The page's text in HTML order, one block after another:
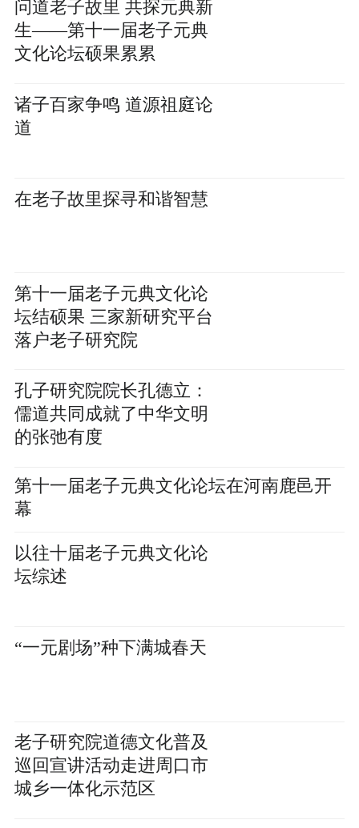
问道老子故里 共探元典新
生——第十一届老子元典
文化论坛硕果累累
诸子百家争鸣 道源祖庭论
道
在老子故里探寻和谐智慧
第十一届老子元典文化论
坛结硕果 三家新研究平台
落户老子研究院
孔子研究院院长孔德立：
儒道共同成就了中华文明
的张弛有度
第十一届老子元典文化论坛在河南鹿邑开
幕
以往十届老子元典文化论
坛综述
“一元剧场”种下满城春天
老子研究院道德文化普及
巡回宣讲活动走进周口市
城乡一体化示范区